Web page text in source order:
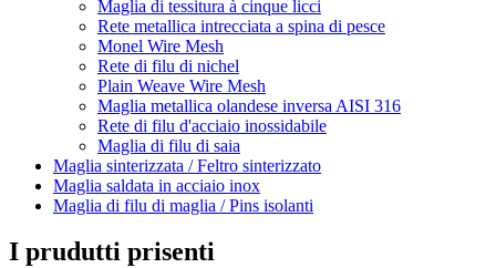
Maglia di tessitura à cinque licci
Rete metallica intrecciata a spina di pesce
Monel Wire Mesh
Rete di filu di nichel
Plain Weave Wire Mesh
Maglia metallica olandese inversa AISI 316
Rete di filu d'acciaio inossidabile
Maglia di filu di saia
Maglia sinterizzata / Feltro sinterizzato
Maglia saldata in acciaio inox
Maglia di filu di maglia / Pins isolanti
I prudutti prisenti